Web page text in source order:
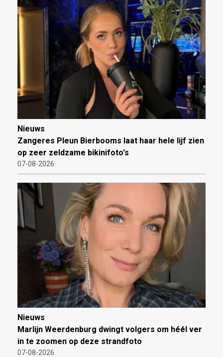
Nieuws
Zangeres Pleun Bierbooms laat haar hele lijf zien
op zeer zeldzame bikinifoto's
07-08-2026
Nieuws
Marlijn Weerdenburg dwingt volgers om héél ver
in te zoomen op deze strandfoto
07-08-2026